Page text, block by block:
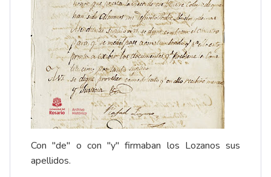
Con "de" o con "y" firmaban los Lozanos sus
apellidos.